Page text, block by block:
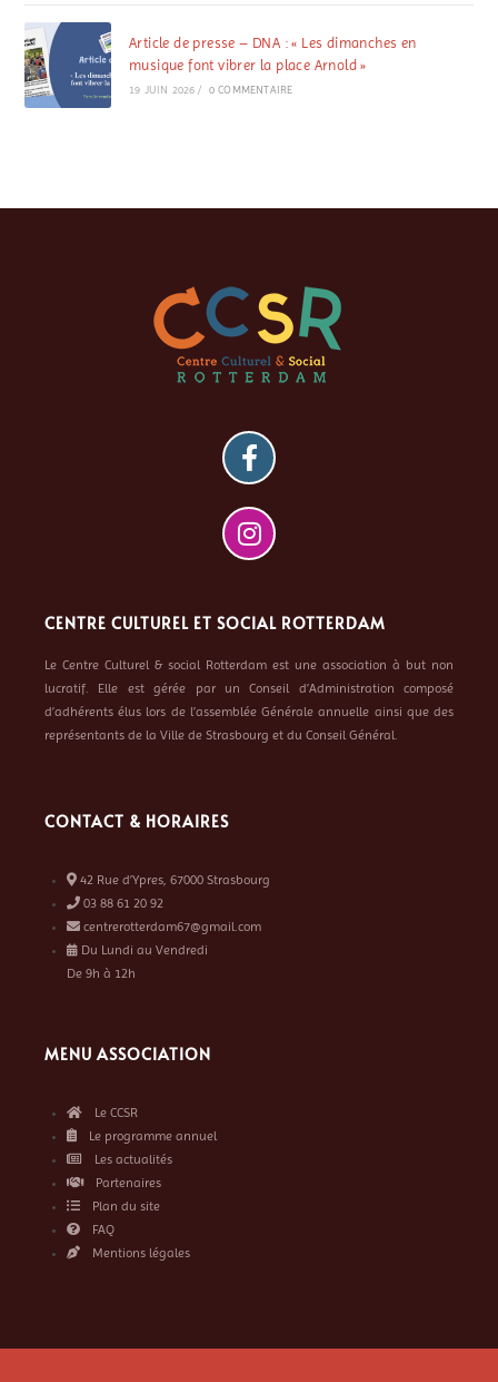
Article de presse – DNA : « Les dimanches en
musique font vibrer la place Arnold »
19 JUIN 2026 / 0 COMMENTAIRE
CENTRE CULTUREL ET SOCIAL ROTTERDAM
Le Centre Culturel & social Rotterdam est une association à but non
lucratif. Elle est gérée par un Conseil d’Administration composé
d’adhérents élus lors de l’assemblée Générale annuelle ainsi que des
représentants de la Ville de Strasbourg et du Conseil Général.
CONTACT & HORAIRES
42 Rue d’Ypres, 67000 Strasbourg
03 88 61 20 92
centrerotterdam67@gmail.com
Du Lundi au Vendredi
De 9h à 12h
MENU ASSOCIATION
Le CCSR
Le programme annuel
Les actualités
Partenaires
Plan du site
FAQ
Mentions légales